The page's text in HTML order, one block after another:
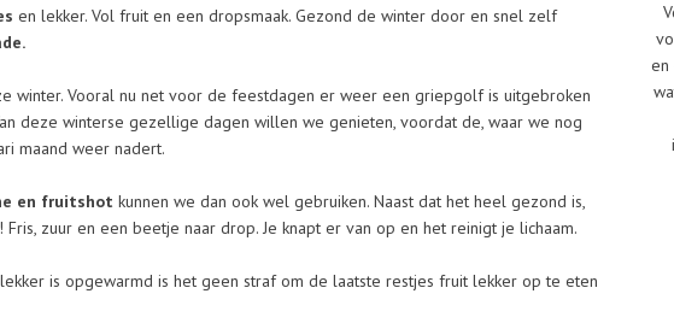
en lekker. Vol fruit en een dropsmaak. Gezond de winter door en snel zelf
winter. Vooral nu net voor de feestdagen er weer een griepgolf is uitgebroken
deze winterse gezellige dagen willen we genieten, voordat de, waar we nog
maand weer nadert.
en fruitshot kunnen we dan ook wel gebruiken. Naast dat het heel gezond is,
zuur en een beetje naar drop. Je knapt er van op en het reinigt je lichaam.
is opgewarmd is het geen straf om de laatste restjes fruit lekker op te eten
en